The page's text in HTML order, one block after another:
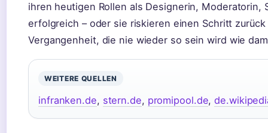
ihren heutigen Rollen als Designerin, Moderatorin,
erfolgreich – oder sie riskieren einen Schritt
Vergangenheit, die nie wieder so sein wird wie
WEITERE QUELLEN
infranken.de, stern.de, promipool.de,